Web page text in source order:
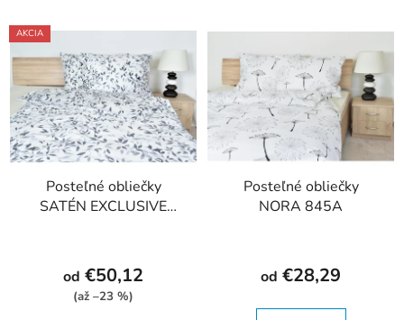
AKCIA
Posteľné obliečky
SATÉN EXCLUSIVE
od €50,12
(až –23 %)
Posteľné obliečky
NORA 845A
od €28,29